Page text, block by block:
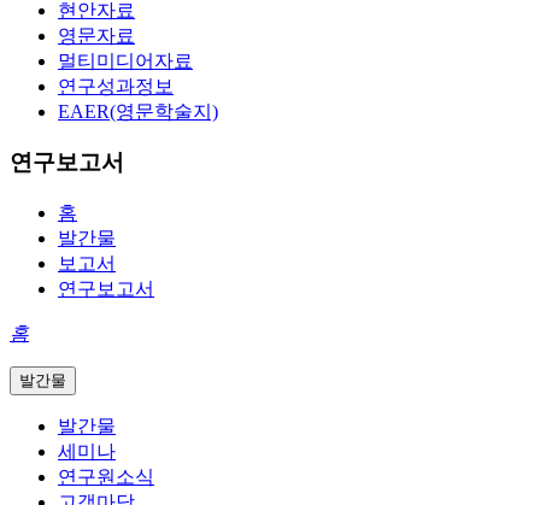
현안자료
영문자료
멀티미디어자료
연구성과정보
EAER(영문학술지)
연구보고서
홈
발간물
보고서
연구보고서
홈
발간물
발간물
세미나
연구원소식